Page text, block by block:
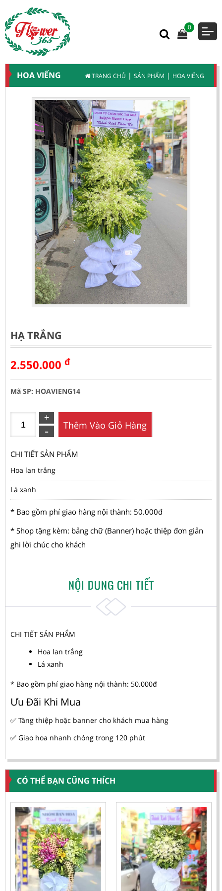
0
HOA VIẾNG TRANG CHỦ | SẢN PHẨM | HOA VIẾNG
HẠ TRẮNG
2.550.000 đ
Mã SP: HOAVIENG14
Thêm Vào Giỏ Hàng
CHI TIẾT SẢN PHẨM
Hoa lan trắng
Lá xanh
* Bao gồm phí giao hàng nội thành: 50.000đ
* Shop tặng kèm: bảng chữ (Banner) hoặc thiệp đơn giản
ghi lời chúc cho khách
NỘI DUNG CHI TIẾT
CHI TIẾT SẢN PHẨM
Hoa lan trắng
Lá xanh
* Bao gồm phí giao hàng nội thành: 50.000đ
Ưu Đãi Khi Mua
✅ Tăng thiệp hoặc banner cho khách mua hàng
✅ Giao hoa nhanh chóng trong 120 phút
CÓ THỂ BẠN CŨNG THÍCH